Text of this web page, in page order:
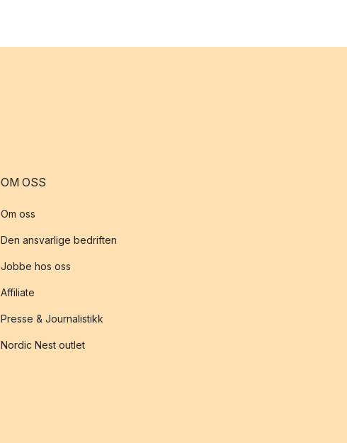
OM OSS
Om oss
Den ansvarlige bedriften
Jobbe hos oss
Affiliate
Presse & Journalistikk
Nordic Nest outlet